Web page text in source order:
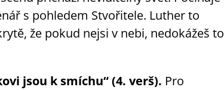
s pohledem Stvořitele. Luther to
že pokud nejsi v nebi, nedokážeš to
jsou k smíchu“ (4. verš). Pro